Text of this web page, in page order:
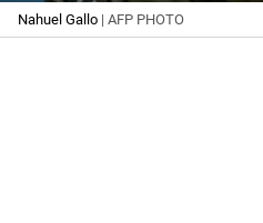
Nahuel Gallo | AFP PHOTO